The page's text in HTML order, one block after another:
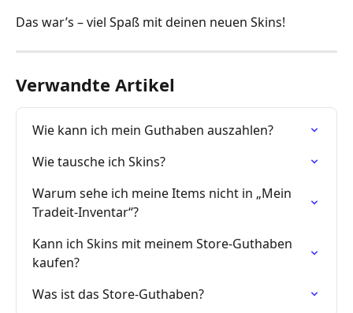
Das war’s – viel Spaß mit deinen neuen Skins!
Verwandte Artikel
Wie kann ich mein Guthaben auszahlen?
Wie tausche ich Skins?
Warum sehe ich meine Items nicht in „Mein
Tradeit-Inventar“?
Kann ich Skins mit meinem Store-Guthaben
kaufen?
Was ist das Store-Guthaben?